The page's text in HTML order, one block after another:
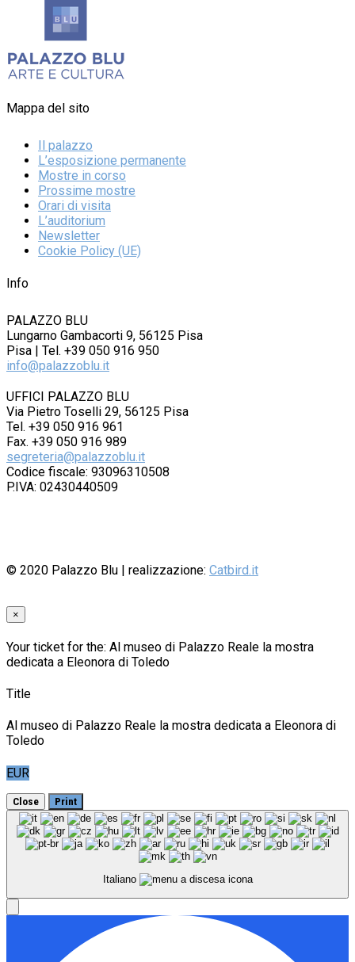
Mappa del sito
Il palazzo
L’esposizione permanente
Mostre in corso
Prossime mostre
Orari di visita
L’auditorium
Newsletter
Cookie Policy (UE)
Info
PALAZZO BLU
Lungarno Gambacorti 9, 56125 Pisa
Pisa | Tel. +39 050 916 950
info@palazzoblu.it
UFFICI PALAZZO BLU
Via Pietro Toselli 29, 56125 Pisa
Tel. +39 050 916 961
Fax. +39 050 916 989
segreteria@palazzoblu.it
Codice fiscale: 93096310508
P.IVA: 02430440509
© 2020 Palazzo Blu | realizzazione: Catbird.it
×
Your ticket for the: Al museo di Palazzo Reale la mostra
dedicata a Eleonora di Toledo
Title
Al museo di Palazzo Reale la mostra dedicata a Eleonora di
Toledo
EUR
Close Print
Italiano